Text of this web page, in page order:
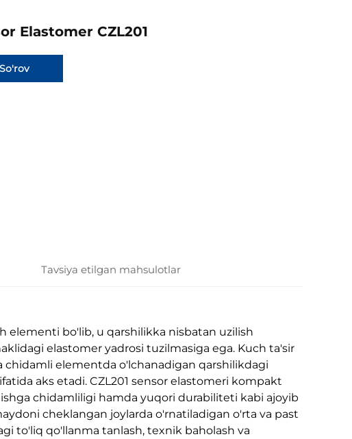
Elastomer CZL201
So'rov
Tavsiya etilgan mahsulotlar
elementi bo'lib, u qarshilikka nisbatan uzilish
elastomer yadrosi tuzilmasiga ega. Kuch ta'sir
elementda o'lchanadigan qarshilikdagi
aks etadi. CZL201 sensor elastomeri kompakt
chidamliligi hamda yuqori durabiliteti kabi ajoyib
cheklangan joylarda o'rnatiladigan o'rta va past
to'liq qo'llanma tanlash, texnik baholash va